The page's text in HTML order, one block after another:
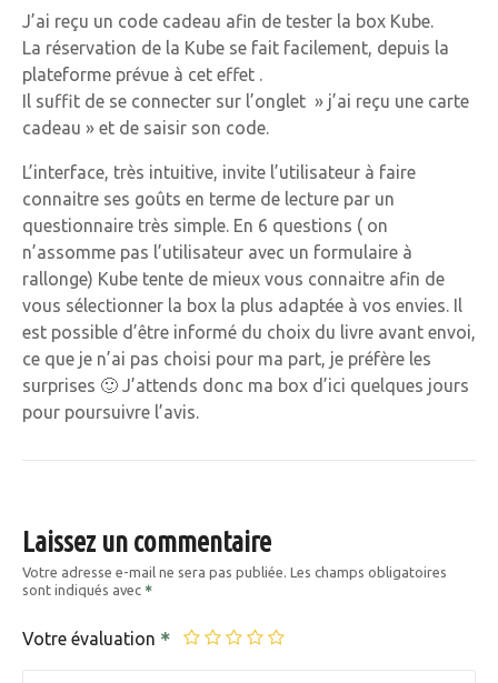
J’ai reçu un code cadeau afin de tester la box Kube.
La réservation de la Kube se fait facilement, depuis la
plateforme prévue à cet effet .
Il suffit de se connecter sur l’onglet » j’ai reçu une carte
cadeau » et de saisir son code.
L’interface, très intuitive, invite l’utilisateur à faire
connaitre ses goûts en terme de lecture par un
questionnaire très simple. En 6 questions ( on
n’assomme pas l’utilisateur avec un formulaire à
rallonge) Kube tente de mieux vous connaitre afin de
vous sélectionner la box la plus adaptée à vos envies. Il
est possible d’être informé du choix du livre avant envoi,
ce que je n’ai pas choisi pour ma part, je préfère les
surprises 🙂 J’attends donc ma box d’ici quelques jours
pour poursuivre l’avis.
Laissez un commentaire
Votre adresse e-mail ne sera pas publiée. Les champs obligatoires
sont indiqués avec
Votre évaluation